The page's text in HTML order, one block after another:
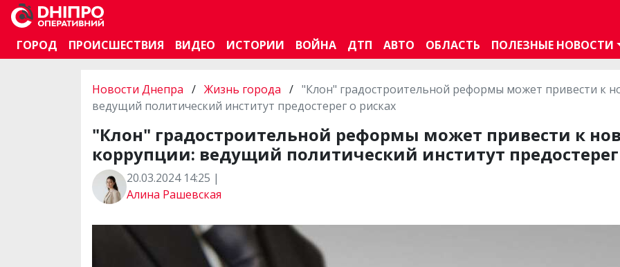
ГОРОД
ПРОИСШЕСТВИЯ ВИДЕО ИСТОРИИ ВОЙНА ДТП АВТО ОБЛАСТЬ ПОЛЕЗНЫЕ НОВОСТИ
Новости Днепра / Жизнь города / "Клон" градостроительной реформы может привести к
ведущий политический институт предостерег о рисках
"Клон" градостроительной реформы может привести к
коррупции: ведущий политический институт
20.03.2024 14:25 |
Алина Рашевская